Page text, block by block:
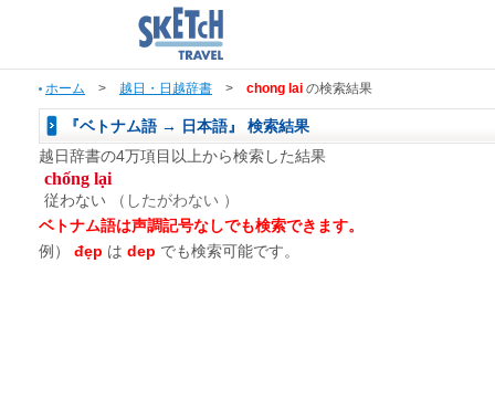
ホーム > 越日・日越辞書 > chong lai の検索結果
『ベトナム語 → 日本語』 検索結果
越日辞書の4万項目以上から検索した結果
chống lại
従わない （したがわない ）
ベトナム語は声調記号なしでも検索できます。
例）
đẹp は dep でも検索可能です。